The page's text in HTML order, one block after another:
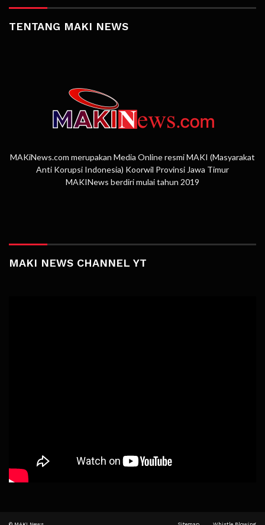
TENTANG MAKI NEWS
MAKiNews.com merupakan Media Online resmi MAKI (Masyarakat
Anti Korupsi Indonesia) Koorwil Provinsi Jawa Timur
MAKINews berdiri mulai tahun 2019
MAKI NEWS CHANNEL YT